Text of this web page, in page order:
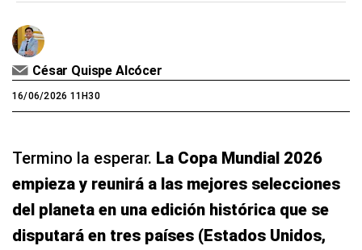
César Quispe Alcócer
16/06/2026 11H30
Termino la esperar. La Copa Mundial 2026
empieza y reunirá a las mejores selecciones
del planeta en una edición histórica que se
disputará en tres países (Estados Unidos,